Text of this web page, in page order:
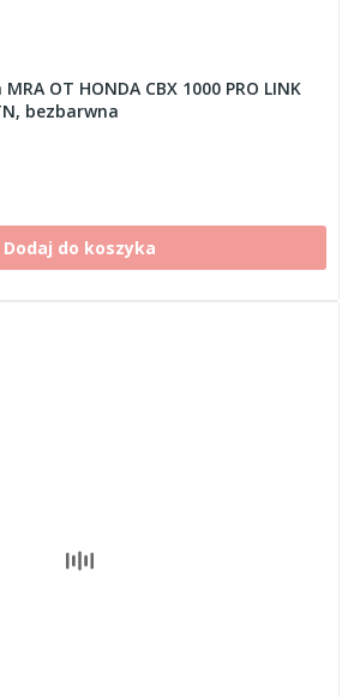
OT HONDA CBX 1000 PRO LINK
bezbarwna
Dodaj do koszyka